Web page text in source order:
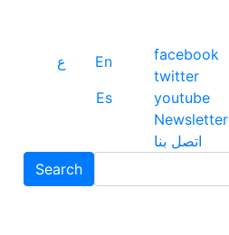
facebook
twitter
youtube
اتصل بنا
En
Es
Search
Search